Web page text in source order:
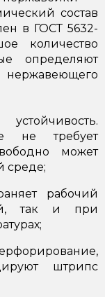
состав
в ГОСТ 5632-
количество
определяют
не требует
может
среде;
рабочий
так и при
штрипс